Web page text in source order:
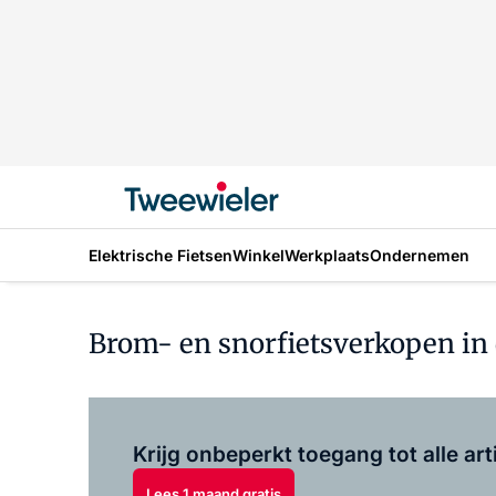
Elektrische FietsenWinkelWerkplaatsOndernemen
Brom- en snorfietsverkopen in
Krijg onbeperkt toegang tot alle